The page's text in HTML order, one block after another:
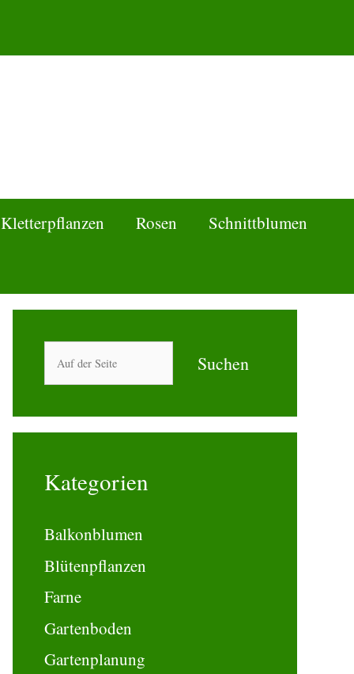
Kletterpflanzen Rosen Schnittblumen
Suchen
Kategorien
Balkonblumen
Blütenpflanzen
Farne
Gartenboden
Gartenplanung